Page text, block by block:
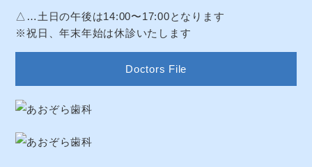
△…土日の午後は14:00〜17:00となります
※祝日、年末年始は休診いたします
Doctors File